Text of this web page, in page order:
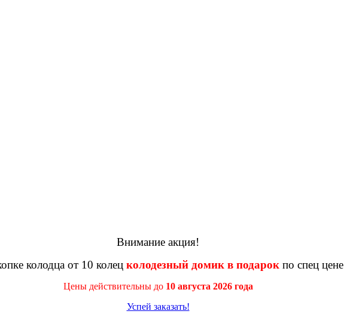
Внимание акция!
колодца от 10 колец колодезный домик в подарокпо спец цене
Цены действительны до 10 августа 2026 года
Успей заказать!